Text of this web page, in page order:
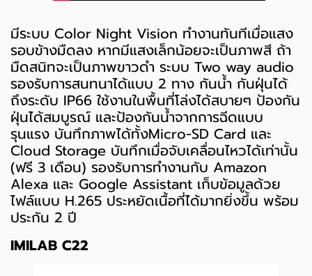
มีระบบ Color Night Vision ทำงานทันทีเมื่อแสง
รอบข้างมืดลง หากมีแสงเล็กน้อยจะเป็นภาพสี ถ้า
มืดสนิทจะเป็นภาพขาวดำ ระบบ Two way audio
รองรับการสนทนาได้แบบ 2 ทาง กันน้ำ กันฝุ่นได้
ถึงระดับ IP66 ใช้งานในพื้นที่โล่งได้สบายๆ ป้องกัน
ฝุ่นได้สมบูรณ์ และป้องกันน้ำจากการฉีดแบบ
รุนแรง บันทึกภาพได้ทั้งMicro-SD Card และ
Cloud Storage บันทึกเมื่อจับเคลื่อนไหวได้เท่านั้น
(ฟรี 3 เดือน) รองรับการทำงานกับ Amazon
Alexa และ Google Assistant เก็บข้อมูลด้วย
ไฟล์แบบ H.265 ประหยัดเนื้อที่ได้มากยิ่งขึ้น พร้อม
ประกัน 2 ปี
IMILAB C22